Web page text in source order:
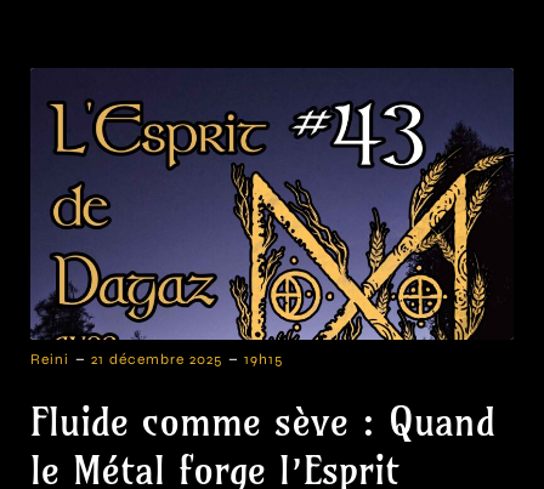
Reini - 21 décembre 2025 - 19h15
Fluide comme sève : Quand
le Métal forge l’Esprit